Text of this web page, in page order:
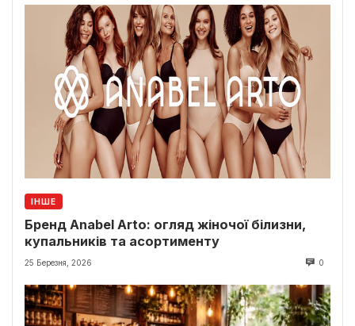
ІНШЕ
Бренд Anabel Arto: огляд жіночої білизни,
купальників та асортименту
25 Березня, 2026 0